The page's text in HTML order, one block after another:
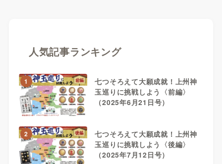
人気記事ランキング
1
七つそろえて大願成就！上州神
玉巡りに挑戦しよう〈前編〉
（2025年6月21日号）
2
七つそろえて大願成就！上州神
玉巡りに挑戦しよう〈後編〉
（2025年7月12日号）